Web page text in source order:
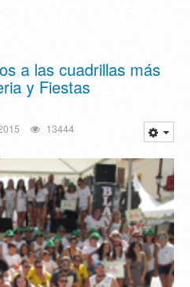
a las cuadrillas más
y Fiestas
13444